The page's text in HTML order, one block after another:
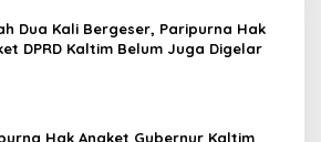
Dua Kali Bergeser, Paripurna Hak
DPRD Kaltim Belum Juga Digelar
Hak Angket Gubernur Kaltim